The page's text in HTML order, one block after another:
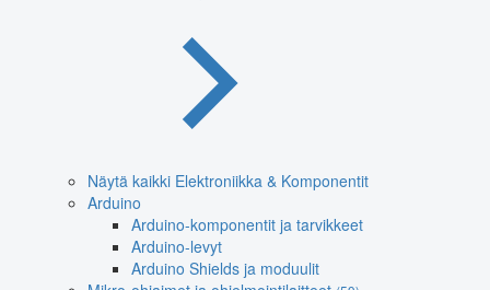
Näytä kaikki Elektroniikka & Komponentit
Arduino
Arduino-komponentit ja tarvikkeet
Arduino-levyt
Arduino Shields ja moduulit